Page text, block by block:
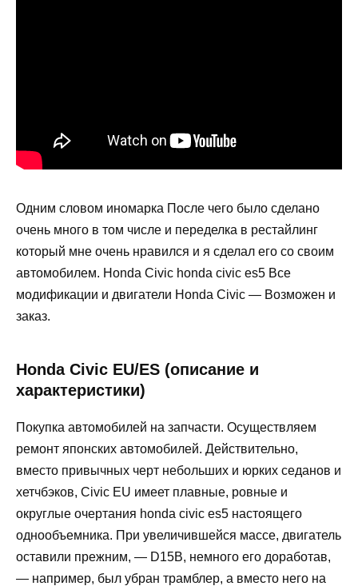
Одним словом иномарка После чего было сделано
очень много в том числе и переделка в рестайлинг
который мне очень нравился и я сделал его со своим
автомобилем. Honda Civic honda civic es5 Все
модификации и двигатели Honda Civic — Возможен и
заказ.
Honda Civic EU/ES (описание и
характеристики)
Покупка автомобилей на запчасти. Осуществляем
ремонт японских автомобилей. Действительно,
вместо привычных черт небольших и юрких седанов и
хетчбэков, Civic EU имеет плавные, ровные и
округлые очертания honda civic es5 настоящего
однообъемника. При увеличившейся массе, двигатель
оставили прежним, — D15B, немного его доработав,
— например, был убран трамблер, а вместо него на